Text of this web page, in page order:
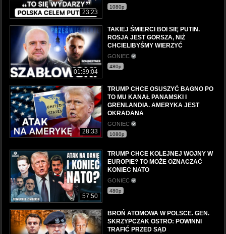
23:23
1080p
01:39:04
TAKIEJ ŚMIERCI BOI SIĘ PUTIN.
ROSJA JEST GORSZA, NIŻ
CHCIELIBYŚMY WIERZYĆ
GONIEC
480p
28:33
TRUMP CHCE OSUSZYĆ BAGNO PO
TO MU KANAŁ PANAMSKI I
GRENLANDIA. AMERYKA JEST
OKRADANA
GONIEC
1080p
57:50
TRUMP CHCE KOLEJNEJ WOJNY W
EUROPIE? TO MOŻE OZNACZAĆ
KONIEC NATO
GONIEC
480p
BROŃ ATOMOWA W POLSCE. GEN.
SKRZYPCZAK OSTRO: POWINNI
TRAFIĆ PRZED SĄD